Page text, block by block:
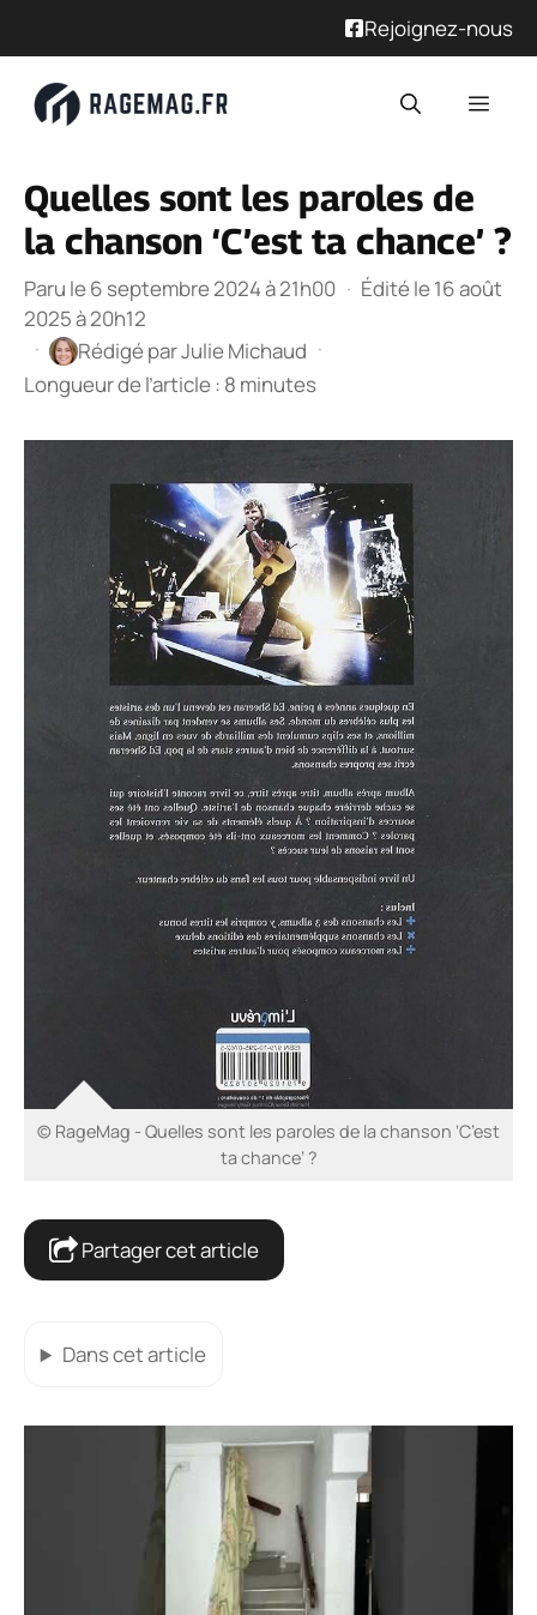
Rejoignez-nous
Quelles sont les paroles de
la chanson ‘C’est ta chance’ ?
Paru le 6 septembre 2024 à 21h00 · Édité le 16 août
2025 à 20h12
·
Rédigé parJulie Michaud ·
Longueur de l’article : 8 minutes
© RageMag - Quelles sont les paroles de la chanson ‘C’est
ta chance’ ?
Partager cet article
Dans cet article